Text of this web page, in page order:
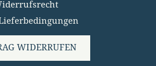
WIDERRUFEN